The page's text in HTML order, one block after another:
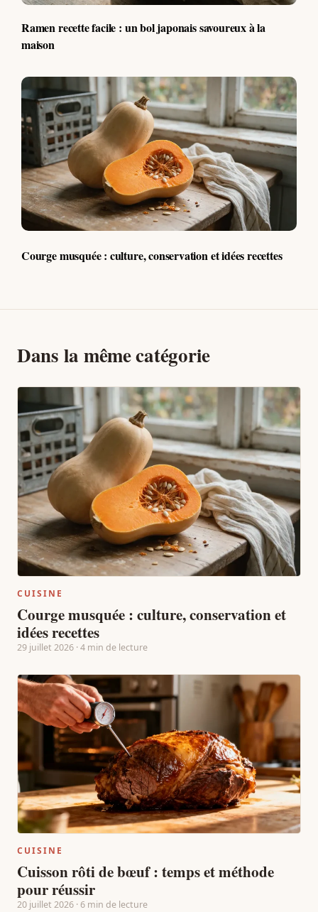
Ramen recette facile : un bol japonais savoureux à la
maison
Courge musquée : culture, conservation et idées recettes
Dans la même catégorie
CUISINE
Courge musquée : culture, conservation et
idées recettes
29 juillet 2026 · 4 min de lecture
CUISINE
Cuisson rôti de bœuf : temps et méthode
pour réussir
20 juillet 2026 · 6 min de lecture